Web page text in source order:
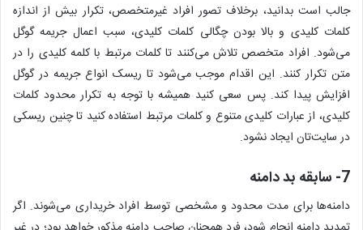
جالب است بدانید، برخلاف تصور افراد غیرمتخصص، تکرار بیش از اندازه
کلمات کلیدی و بالا بودن چگالی کلمات کلیدی، سبب اعمال جریمه گوگل
می‌شود. افراد متخصص تلاش می‌کنند تا کلمات مرتبط با کلمه کلیدی را در
متن تکرار کنند. این اقدام موجب می‌شود تا ریسک انواع جریمه در گوگل
افزایش پیدا کند. پس سعی کنید همیشه با توجه به تکرار محدود کلمات
کلیدی، از عبارات کلیدی متنوع و کلمات مرتبط استفاده کنید تا چنین ریسکی
در سایت‌تان ایجاد نشود.
7- سابقه بد دامنه
دامنه‌ها برای مدت محدود و مشخصی توسط افراد خریداری می‌شوند. اگر